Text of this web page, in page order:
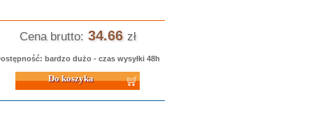
Cena brutto: 34.66 zł
bardzo dużo - czas wysyłki 48h
koszyka